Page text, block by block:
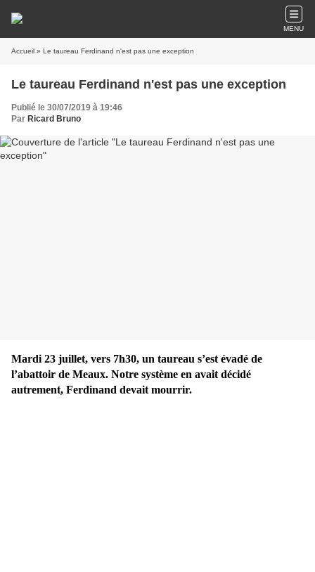
MENU
Accueil » Le taureau Ferdinand n'est pas une exception
Le taureau Ferdinand n'est pas une exception
Publié le 30/07/2019 à 19:46
Par Ricard Bruno
Mardi 23 juillet, vers 7h30, un taureau s’est évadé de
l’abattoir de Meaux. Notre système en avait décidé
autrement, Ferdinand devait mourrir.